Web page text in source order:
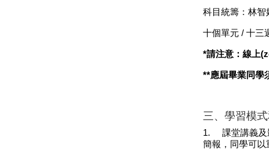
科目統籌：林智
十個單元 / 十三
*請注意：線上
**應屆畢業同學
三、學習模
1. 課堂講義
簡報，同學可以